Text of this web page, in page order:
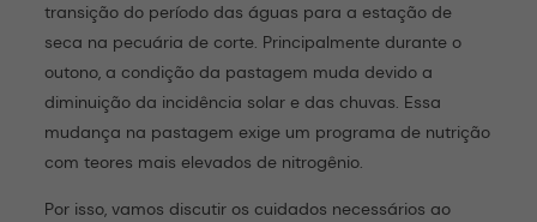
transição do período das águas para a estação de
seca na pecuária de corte. Principalmente durante o
outono, a condição da pastagem muda devido a
diminuição da incidência solar e das chuvas. Essa
mudança na pastagem exige um programa de nutrição
com teores mais elevados de nitrogênio.
Por isso, vamos discutir os cuidados necessários ao